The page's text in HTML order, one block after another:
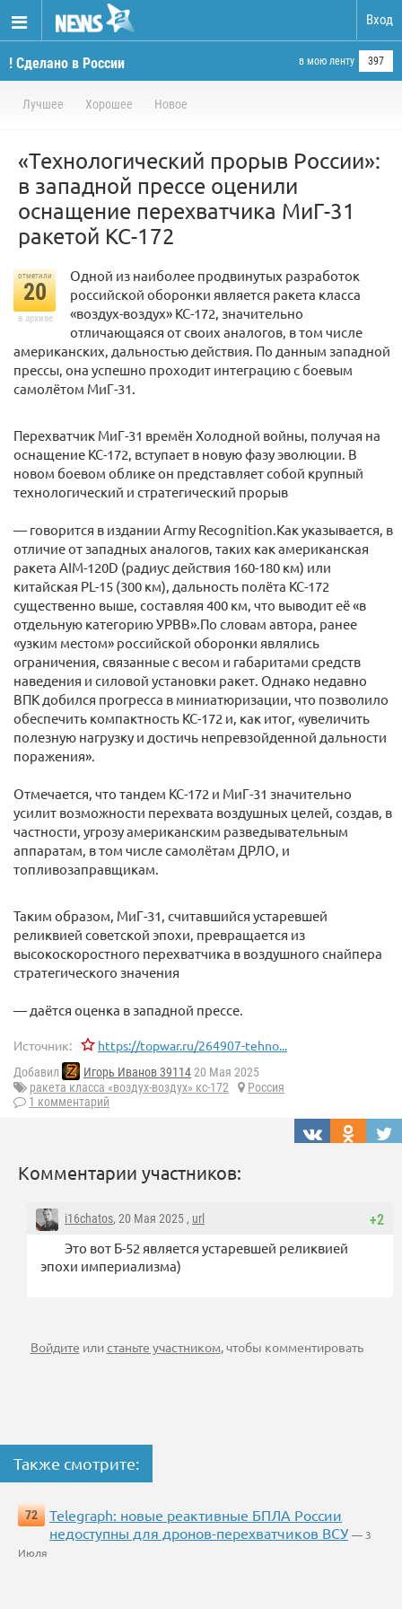
Вход
! Сделано в России в мою ленту 397
Лучшее Хорошее Новое
«Технологический прорыв России»:
в западной прессе оценили
оснащение перехватчика МиГ-31
ракетой КС-172
отметили
20
в архиве
Одной из наиболее продвинутых разработок
российской оборонки является ракета класса
«воздух-воздух» КС-172, значительно
отличающаяся от своих аналогов, в том числе
американских, дальностью действия. По данным западной
прессы, она успешно проходит интеграцию с боевым
самолётом МиГ-31.
Перехватчик МиГ-31 времён Холодной войны, получая на
оснащение КС-172, вступает в новую фазу эволюции. В
новом боевом облике он представляет собой крупный
технологический и стратегический прорыв
— говорится в издании Army Recognition.Как указывается, в
отличие от западных аналогов, таких как американская
ракета AIM-120D (радиус действия 160-180 км) или
китайская PL-15 (300 км), дальность полёта КС-172
существенно выше, составляя 400 км, что выводит её «в
отдельную категорию УРВВ».По словам автора, ранее
«узким местом» российской оборонки являлись
ограничения, связанные с весом и габаритами средств
наведения и силовой установки ракет. Однако недавно
ВПК добился прогресса в миниатюризации, что позволило
обеспечить компактность КС-172 и, как итог, «увеличить
полезную нагрузку и достичь непревзойденной дальности
поражения».
Отмечается, что тандем КС-172 и МиГ-31 значительно
усилит возможности перехвата воздушных целей, создав, в
частности, угрозу американским разведывательным
аппаратам, в том числе самолётам ДРЛО, и
топливозаправщикам.
Таким образом, МиГ-31, считавшийся устаревшей
реликвией советской эпохи, превращается из
высокоскоростного перехватчика в воздушного снайпера
стратегического значения
— даётся оценка в западной прессе.
Источник: https://topwar.ru/264907-tehno...
Добавил Игорь Иванов 3911420 Мая 2025
ракета класса «воздух-воздух» кс-172
Россия
1 комментарий
Комментарии участников:
+2
i16chatos, 20 Мая 2025 , url
Это вот Б-52 является устаревшей реликвией
эпохи империализма)
Войдите илистаньте участником, чтобы комментировать
Также смотрите:
72
Telegraph: новые реактивные БПЛА России
недоступны для дронов-перехватчиков ВСУ — 3
Июля